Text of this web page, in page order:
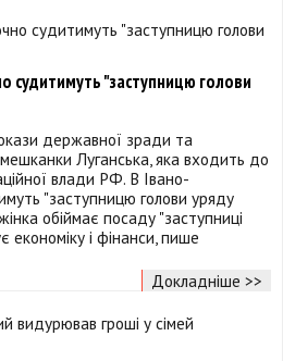
судитимуть "заступницю голови
державної зради та
мешканки Луганська, яка входить до
влади РФ. В Івано-
"заступницю голови уряду
обіймає посаду "заступниці
економіку і фінанси, пише
Докладніше >>